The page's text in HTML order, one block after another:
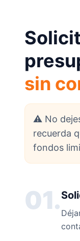
sin
⚠️ No
recuerda
fondos
01.